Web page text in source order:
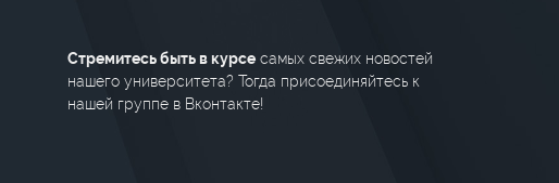
Стремитесь быть в курсе самых свежих новостей
нашего университета? Тогда присоединяйтесь к
нашей группе в Вконтакте!